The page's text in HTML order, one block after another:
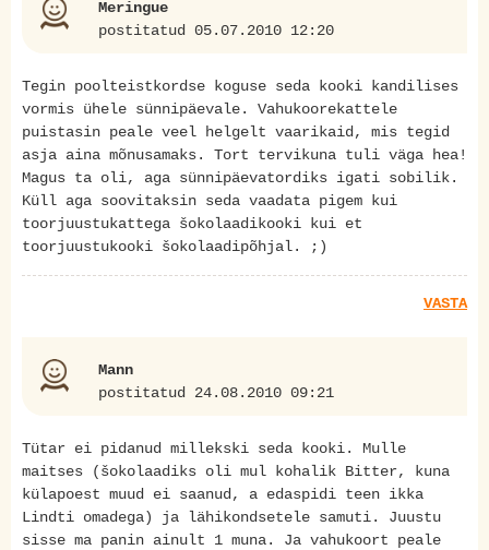
Meringue
postitatud 05.07.2010 12:20
Tegin poolteistkordse koguse seda kooki kandilises
vormis ühele sünnipäevale. Vahukoorekattele
puistasin peale veel helgelt vaarikaid, mis tegid
asja aina mõnusamaks. Tort tervikuna tuli väga hea!
Magus ta oli, aga sünnipäevatordiks igati sobilik.
Küll aga soovitaksin seda vaadata pigem kui
toorjuustukattega šokolaadikooki kui et
toorjuustukooki šokolaadipõhjal. ;)
VASTA
Mann
postitatud 24.08.2010 09:21
Tütar ei pidanud millekski seda kooki. Mulle
maitses (šokolaadiks oli mul kohalik Bitter, kuna
külapoest muud ei saanud, a edaspidi teen ikka
Lindti omadega) ja lähikondsetele samuti. Juustu
sisse ma panin ainult 1 muna. Ja vahukoort peale